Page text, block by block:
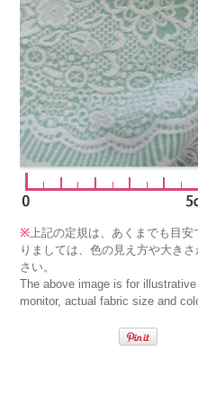
※上記の定規は、あくまでも目
りましては、色の見え方や大き
さい。
The above image is for
monitor, actual fabric size and